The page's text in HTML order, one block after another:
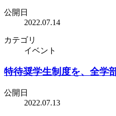
公開日
2022.07.14
カテゴリ
イベント
特待奨学生制度を、全学
公開日
2022.07.13